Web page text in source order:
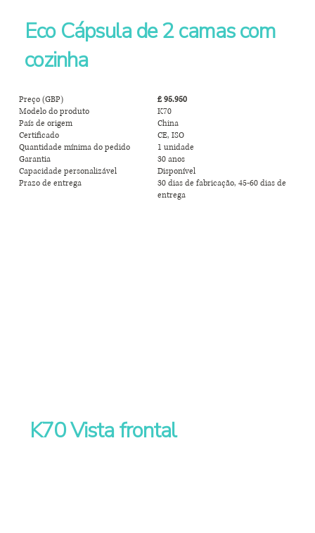
Eco Cápsula de 2 camas com
cozinha
Preço (GBP)
Modelo do produto
País de origem
Certificado
Quantidade mínima do pedido
Garantia
Capacidade personalizável
Prazo de entrega
£ 95.950
K70
China
CE, ISO
1 unidade
30 anos
Disponível
30 dias de fabricação, 45-60 dias de
entrega
K70 Vista frontal